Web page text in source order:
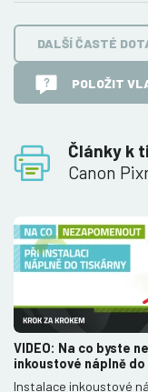
Články k
Canon
DALŠÍ ČASTÉ
POLOŽIT
VIDEO: Na co byste
inkoustové náplně
Instalace inkoustové